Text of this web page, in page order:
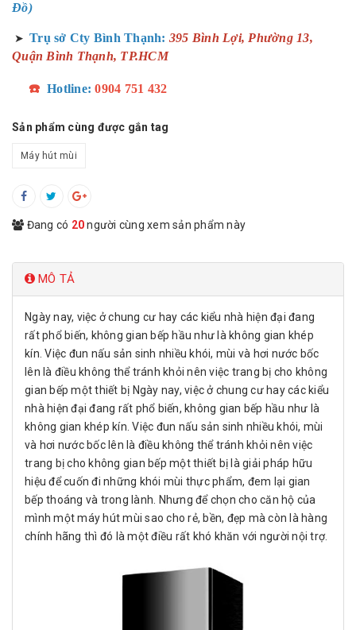
Đồ)
➤ Trụ sở Cty Bình Thạnh: 395 Bình Lợi, Phường 13,
Quận Bình Thạnh, TP.HCM
☎️ Hotline: 0904 751 432
Sản phẩm cùng được gắn tag
Máy hút mùi
Đang có 20người cùng xem sản phẩm này
MÔ TẢ
Ngày nay, việc ở chung cư hay các kiểu nhà hiện đại đang
rất phổ biến, không gian bếp hầu như là không gian khép
kín. Việc đun nấu sản sinh nhiều khói, mùi và hơi nước bốc
lên là điều không thể tránh khỏi nên việc trang bị cho không
gian bếp một thiết bị Ngày nay, việc ở chung cư hay các kiểu
nhà hiện đại đang rất phổ biến, không gian bếp hầu như là
không gian khép kín. Việc đun nấu sản sinh nhiều khói, mùi
và hơi nước bốc lên là điều không thể tránh khỏi nên việc
trang bị cho không gian bếp một thiết bị là giải pháp hữu
hiệu để cuốn đi những khói mùi thực phẩm, đem lại gian
bếp thoáng và trong lành. Nhưng để chọn cho căn hộ của
mình một máy hút mùi sao cho rẻ, bền, đẹp mà còn là hàng
chính hãng thì đó là một điều rất khó khăn với người nội trợ.